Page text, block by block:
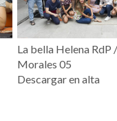
La bella Helena RdP
Morales 05
Descargar en alta